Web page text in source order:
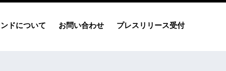
ドについて お問い合わせ プレスリリース受付